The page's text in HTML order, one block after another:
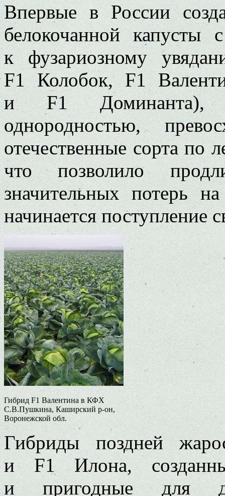
Впервые в России
белокочанной капусты
к фузариозному
F1 Колобок, F1
и F1 Доминанта),
однородностью,
отечественные сорта по
что позволило
значительных потерь
начинается поступление
Гибрид F1 Валентина в КФХ
С.В.Пушкина, Каширский р-он,
Воронежской обл.
Гибриды поздней
и F1 Илона,
и пригодные для